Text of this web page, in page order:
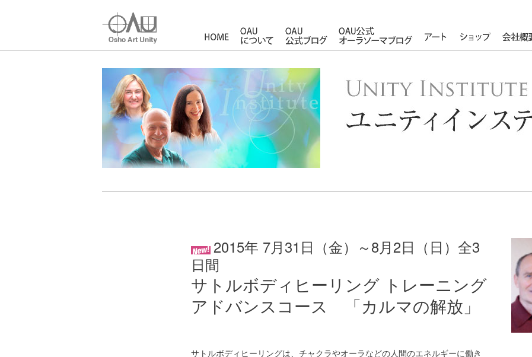
HOME OAUについて OAU公式ブログ OAU公式オーラソーマブログ
アート ショップ
2015年 7月31日（金）～8月2日（日）全3
日間
サトルボディヒーリング トレーニング
アドバンスコース 「カルマの解放」
サトルボディヒーリングは、チャクラやオーラなどの人間のエネルギーに働き